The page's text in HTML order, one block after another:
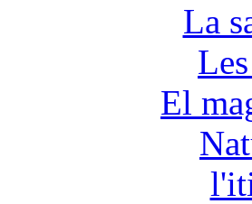
La
El